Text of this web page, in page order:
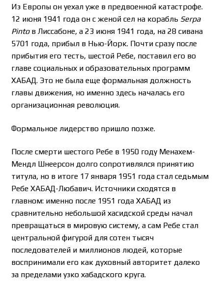
Из Европы он уехал уже в предвоенной катастрофе.
12 июня 1941 года он с женой сел на корабль Serpa
Pintoв Лиссабоне, а 23 июня 1941 года, на 28 сивана
5701 года, прибыл в Нью-Йорк. Почти сразу после
прибытия его тесть, шестой Ребе, поставил его во
главе социальных и образовательных программ
ХАБАД. Это не была еще формальная должность
главы движения, но именно здесь началась его
организационная революция.
Формальное лидерство пришло позже.
После смерти шестого Ребе в 1950 году Менахем-
Мендл Шнеерсон долго сопротивлялся принятию
титула, но в итоге 17 января 1951 года стал седьмым
Ребе ХАБАД-Любавич. Источники сходятся в
главном: именно после 1951 года ХАБАД из
сравнительно небольшой хасидской среды начал
превращаться в мировую систему, а сам Ребе стал
центральной фигурой для сотен тысяч
последователей и миллионов людей, которые
воспринимали его как духовный авторитет далеко
за пределами узко хабадского круга.